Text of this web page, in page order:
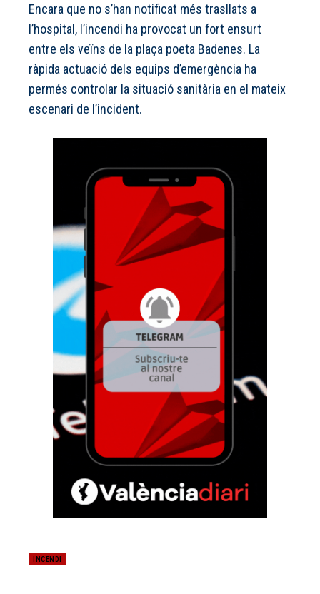
Encara que no s’han notificat més trasllats a
l’hospital, l’incendi ha provocat un fort ensurt
entre els veïns de la plaça poeta Badenes. La
ràpida actuació dels equips d’emergència ha
permés controlar la situació sanitària en el mateix
escenari de l’incident.
INCENDI